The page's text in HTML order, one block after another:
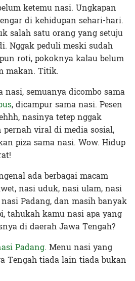
ketemu nasi. Ungkapan
di kehidupan sehari-hari.
salah satu orang yang setuju
Nggak peduli meski sudah
roti, pokoknya kalau belum
makan. Titik.
semuanya dicombo sama
, dicampur sama nasi. Pesen
nasinya tetep nggak
viral di media sosial,
piza sama nasi. Wow. Hidup
ada berbagai macam
nasi uduk, nasi ulam, nasi
Padang, dan masih banyak
tahukah kamu nasi apa yang
di daerah Jawa Tengah?
Padang. Menu nasi yang
Tengah tiada lain tiada bukan